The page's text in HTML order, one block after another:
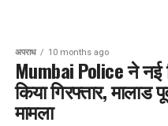
अपराध 10 months ago
Mumbai Police ने नई
किया गिरफ्तार, मालाड
मामला